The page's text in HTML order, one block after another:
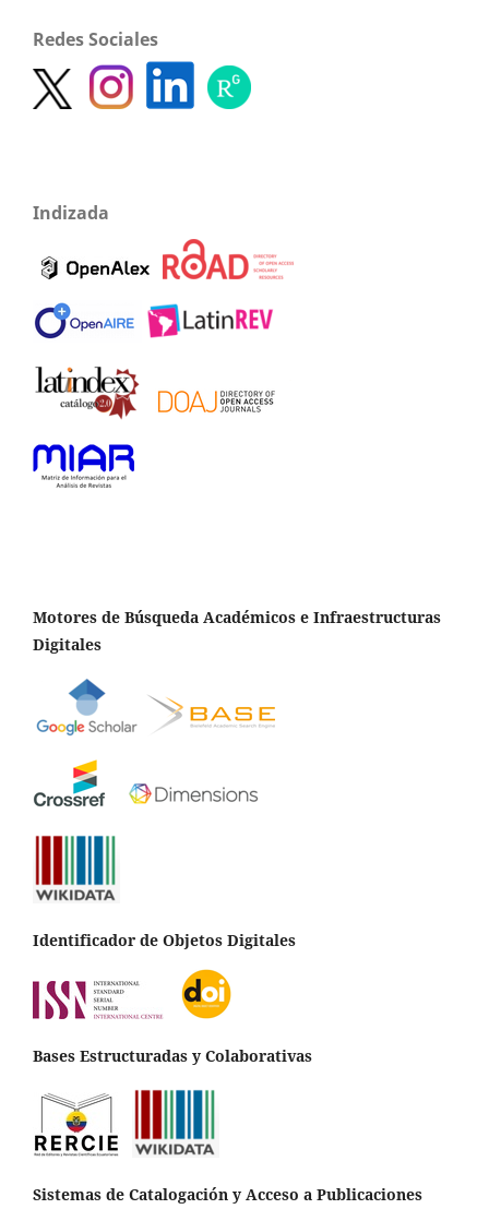
Redes Sociales
Indizada
Motores de Búsqueda Académicos e Infraestructuras
Digitales
Identificador de Objetos Digitales
Bases Estructuradas y Colaborativas
Sistemas de Catalogación y Acceso a Publicaciones